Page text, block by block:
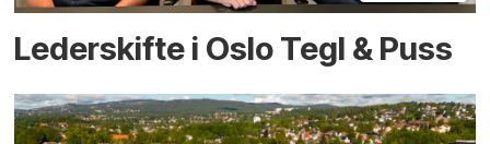
Lederskifte i Oslo Tegl & Puss